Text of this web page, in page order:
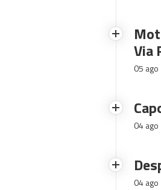
Via
05
04
04